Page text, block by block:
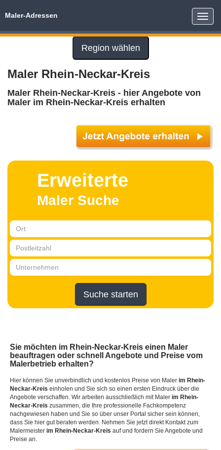
Toggle
Maler-Adressen
Region wählen
Maler Rhein-Neckar-Kreis
Maler Rhein-Neckar-Kreis - hier Angebote von
Maler im Rhein-Neckar-Kreis erhalten
Erweiterte
Maler Suche
Suche starten
Sie möchten im Rhein-Neckar-Kreis einen Maler
beauftragen oder schnell Angebote und Preise vom
Malerbetrieb erhalten?
Hier können Sie unverbindlich und kostenlos Preise von Maler im Rhein-
Neckar-Kreis einholen und Sie sich so einen ersten Eindruck über die
Angebote verschaffen. Wir arbeiten ausschließlich mit Maler im Rhein-
Neckar-Kreis zusammen, die Ihre professionelle Fachkompetenz
nachgewiesen haben und Sie so über unser Portal sicher sein können,
dass Sie hier gut beraten werden. Nehmen Sie jetzt direkt Kontakt zum
Malermeister im Rhein-Neckar-Kreis auf und fordern Sie Angebote und
Preise an.